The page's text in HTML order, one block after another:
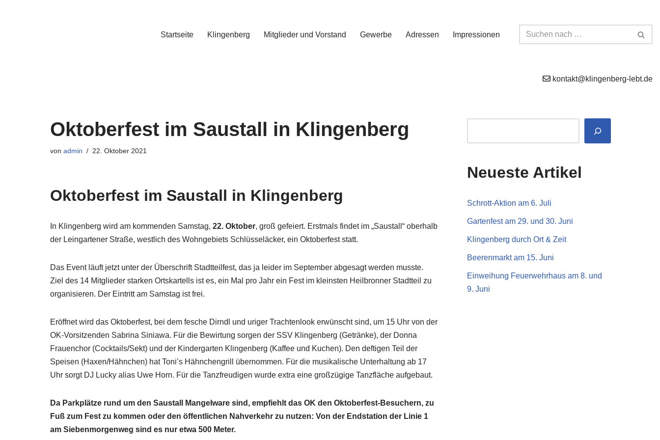
Startseite Klingenberg Mitglieder und Vorstand Gewerbe Adressen Impressionen
kontakt@klingenberg-lebt.de
Oktoberfest im Saustall in Klingenberg
von admin 22. Oktober 2021
Oktoberfest im Saustall in Klingenberg
In Klingenberg wird am kommenden Samstag, 22. Oktober, groß gefeiert. Erstmals findet im „Saustall“ oberhalb
der Leingartener Straße, westlich des Wohngebiets Schlüsseläcker, ein Oktoberfest statt.
Das Event läuft jetzt unter der Überschrift Stadtteilfest, das ja leider im September abgesagt werden musste.
Ziel des 14 Mitglieder starken Ortskartells ist es, ein Mal pro Jahr ein Fest im kleinsten Heilbronner Stadtteil zu
organisieren. Der Eintritt am Samstag ist frei.
Eröffnet wird das Oktoberfest, bei dem fesche Dirndl und uriger Trachtenlook erwünscht sind, um 15 Uhr von der
OK-Vorsitzenden Sabrina Siniawa. Für die Bewirtung sorgen der SSV Klingenberg (Getränke), der Donna
Frauenchor (Cocktails/Sekt) und der Kindergarten Klingenberg (Kaffee und Kuchen). Den deftigen Teil der
Speisen (Haxen/Hähnchen) hat Toni’s Hähnchengrill übernommen. Für die musikalische Unterhaltung ab 17
Uhr sorgt DJ Lucky alias Uwe Horn. Für die Tanzfreudigen wurde extra eine großzügige Tanzfläche aufgebaut.
Da Parkplätze rund um den Saustall Mangelware sind, empfiehlt das OK den Oktoberfest-Besuchern, zu
Fuß zum Fest zu kommen oder den öffentlichen Nahverkehr zu nutzen: Von der Endstation der Linie 1
am Siebenmorgenweg sind es nur etwa 500 Meter.
Neueste Artikel
Schrott-Aktion am 6. Juli
Gartenfest am 29. und 30. Juni
Klingenberg durch Ort & Zeit
Beerenmarkt am 15. Juni
Einweihung Feuerwehrhaus am 8. und
9. Juni